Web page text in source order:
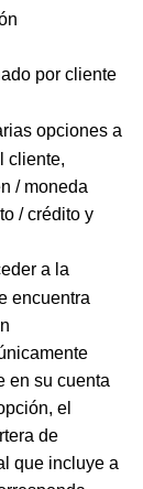
por cliente
opciones a
cliente,
/ moneda
/ crédito y
a la
encuentra
en su cuenta
el
de
que incluye a